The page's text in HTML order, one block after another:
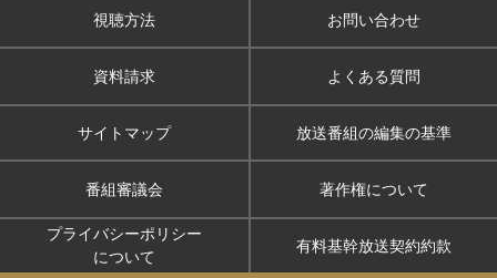
視聴方法 お問い合わせ
資料請求 よくある質問
サイトマップ 放送番組の編集の基準
番組審議会 著作権について
プライバシーポリシー
について
有料基幹放送契約約款